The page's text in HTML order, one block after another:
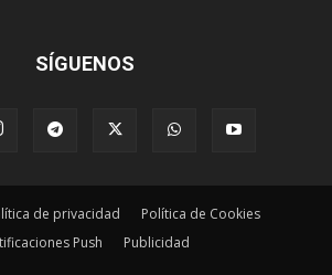
SÍGUENOS
de privacidad
Política de Cookies
Push
Publicidad